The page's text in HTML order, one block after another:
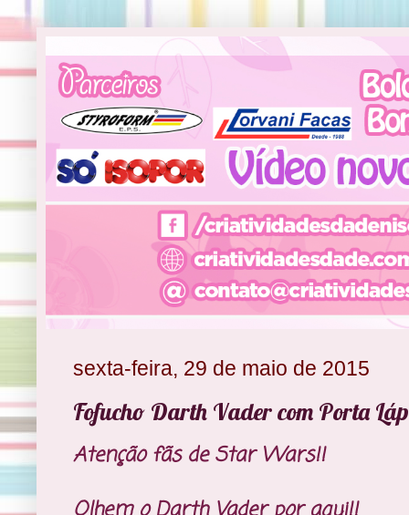
sexta-feira, 29 de maio de 2015
Fofucho Darth Vader com Porta
Atenção fãs de Star Wars!!